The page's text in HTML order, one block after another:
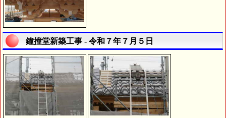
鐘撞堂新築工事 - 令和７年７月５日